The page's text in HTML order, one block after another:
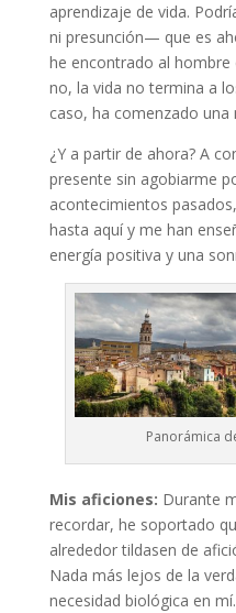
aprendizaje de vida.
ni presunción— que es
he encontrado al hombre
no, la vida no termina a
caso, ha comenzado una
¿Y a partir de ahora? A
presente sin agobiarme
acontecimientos
hasta aquí y me han
energía positiva y una
Panorámica
Mis aficiones: Durante
recordar, he soportado
alrededor tildasen de
Nada más lejos de la
necesidad biológica en